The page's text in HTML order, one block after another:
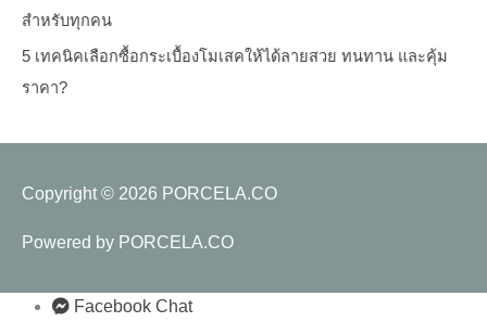
สำหรับทุกคน
5 เทคนิคเลือกซื้อกระเบื้องโมเสคให้ได้ลายสวย ทนทาน และคุ้ม
ราคา?
Copyright © 2026 PORCELA.CO
Powered by PORCELA.CO
Facebook Chat